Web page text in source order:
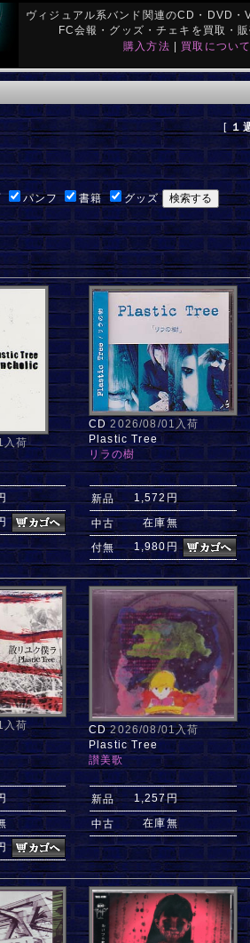
ヴィジュアル系バンド関連のCD・DVD・
FC会報・グッズ・チェキを買取・
購入方法 | 買取について
[ １
パンフ 書籍
グッズ
入荷
CD2026/08/01入荷
Plastic Tree
リラの樹
新品 1,572円
中古 在庫無
付無 1,980円
荷
CD2026/08/01入荷
Plastic Tree
讃美歌
新品 1,257円
中古 在庫無